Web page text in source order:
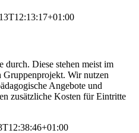
durch. Diese stehenmeist im
Gruppenprojekt. Wir nutzen
agogische Angebote und
zusätzliche Kosten für Eintritte